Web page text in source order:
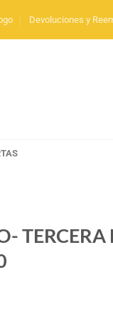
Devoluciones y